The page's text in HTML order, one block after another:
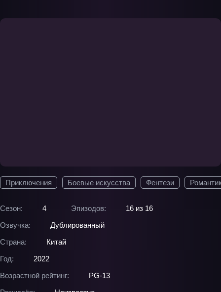
Приключения Боевые искусства Фентези
Сезон: 4 Эпизодов:
16 из 16
Озвучка:
Дублированный
Страна:
Китай
Год:
2022
Возрастной рейтинг:
PG-13